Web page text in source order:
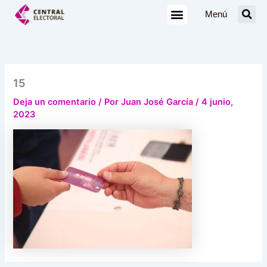
Menú
15
Deja un comentario / PorJuan José García/4 junio,
2023